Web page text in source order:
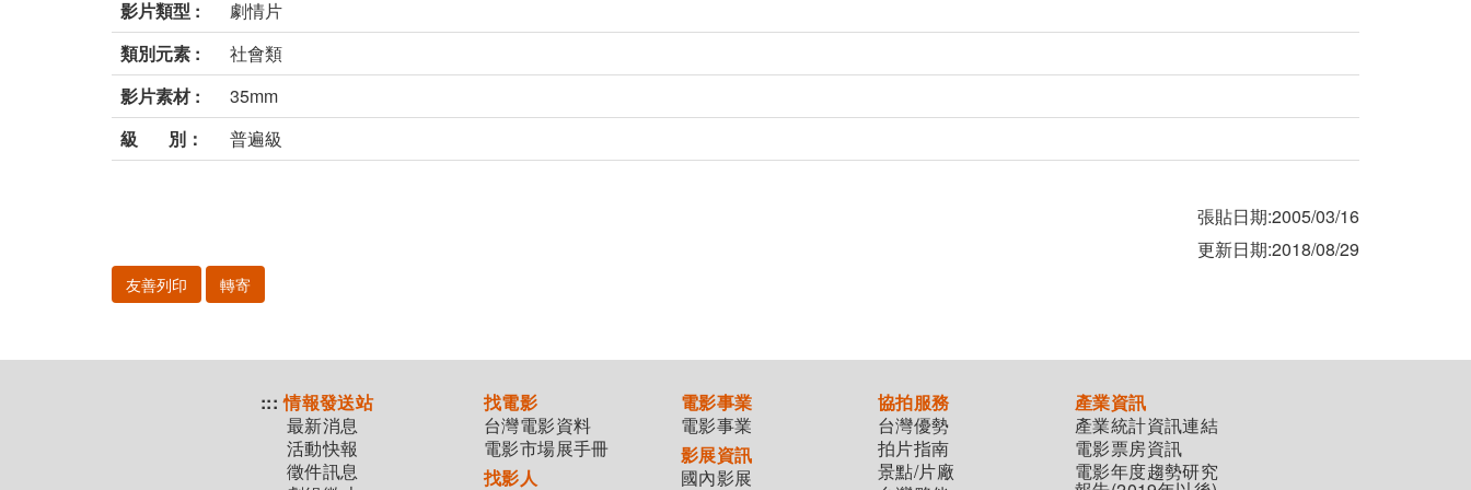
影片類型 :
劇情片
類別元素 :
社會類
影片素材 :
35mm
級 別：
普遍級
張貼日期:2005/03/16
更新日期:2018/08/29
友善列印 轉寄
::: 情報發送站
最新消息
活動快報
徵件訊息
找電影
台灣電影資料
電影市場展手冊
找影人
電影事業
電影事業
影展資訊
國內影展
協拍服務
台灣優勢
拍片指南
景點/片廠
產業資訊
產業統計資訊連結
電影票房資訊
電影年度趨勢研究